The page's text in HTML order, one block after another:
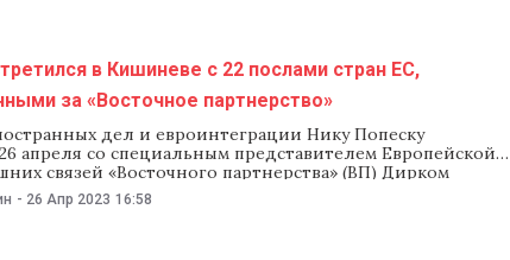
в Кишиневе с 22 послами стран ЕС,
за «Восточное партнерство»
дел и евроинтеграции Нику Попеску
апреля со специальным представителем Европейской
связей «Восточного партнерства» (ВП) Дирком
послами стран-членов Европейского союза,
за ВП. На встрече, которая состоялась в Кишиневе,
- 26 Апр 2023 16:58